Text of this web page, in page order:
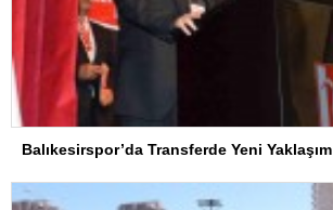
Balıkesirspor’da Transferde Yeni Yaklaşım